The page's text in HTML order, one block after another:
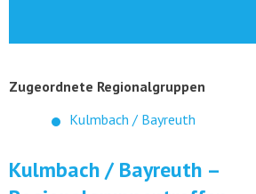
Zugeordnete Regionalgruppen
Kulmbach / Bayreuth
Kulmbach / Bayreuth –